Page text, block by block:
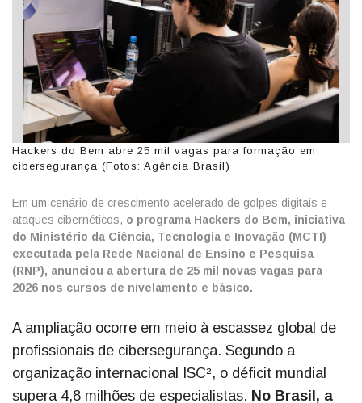
Hackers do Bem abre 25 mil vagas para formação em
cibersegurança (Fotos: Agência Brasil)
Em um cenário de crescimento acelerado de golpes digitais e
ataques cibernéticos, o programa Hackers do Bem, iniciativa
do Ministério da Ciência, Tecnologia e Inovação (MCTI)
executada pela Rede Nacional de Ensino e Pesquisa
(RNP), anunciou a abertura de 25 mil novas vagas para
2026 nos cursos de nivelamento e básico.
A ampliação ocorre em meio à escassez global de
profissionais de cibersegurança. Segundo a
organização internacional ISC², o déficit mundial
supera 4,8 milhões de especialistas. No Brasil, a